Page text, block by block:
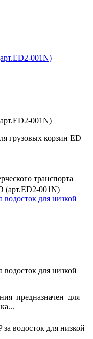
001N)
001N)
грузовых корзин ED
транспорта
для низкой
для низкой
предназначен для